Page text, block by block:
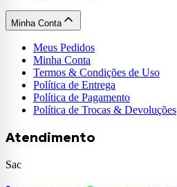
Minha Conta
Meus Pedidos
Minha Conta
Termos & Condições de Uso
Política de Entrega
Política de Pagamento
Política de Trocas & Devoluções
Atendimento
Sac